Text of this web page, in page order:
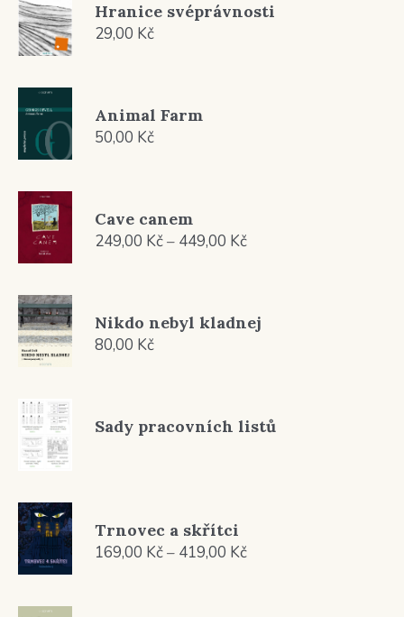
Hranice svéprávnosti
29,00 Kč
Animal Farm
50,00 Kč
Cave canem
249,00 Kč– 449,00 KčRozpětí
449,00 Kč
Nikdo nebyl kladnej
80,00 Kč
Sady pracovních listů
Trnovec a skřítci
169,00 Kč– 419,00 KčRozpětí